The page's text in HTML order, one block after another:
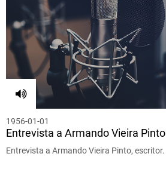
1956-01-01
Entrevista a Armando Vieira Pinto
Entrevista a Armando Vieira Pinto, escritor.